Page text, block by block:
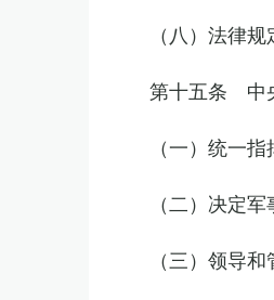
（八）法律
第十五条 中
（一）统一
（二）决定
（三）领导